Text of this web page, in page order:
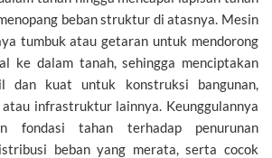
beban struktur di atasnya. Mesin
tumbuk atau getaran untuk mendorong
ke dalam tanah, sehingga menciptakan
dan kuat untuk konstruksi bangunan,
atau infrastruktur lainnya. Keunggulannya
fondasi tahan terhadap penurunan
beban yang merata, serta cocok